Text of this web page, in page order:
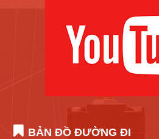
BẢN ĐỒ ĐƯỜNG ĐI